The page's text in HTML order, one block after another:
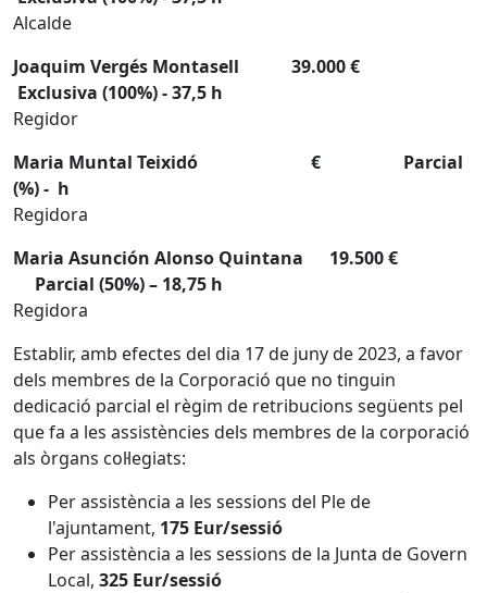
Alcalde
Joaquim Vergés Montasell 39.000 €
Exclusiva (100%) - 37,5 h
Regidor
Maria Muntal Teixidó € Parcial
(%) - h
Regidora
Maria Asunción Alonso Quintana 19.500 €
Parcial (50%) – 18,75 h
Regidora
Establir, amb efectes del dia 17 de juny de 2023, a favor
dels membres de la Corporació que no tinguin
dedicació parcial el règim de retribucions següents pel
que fa a les assistències dels membres de la corporació
als òrgans col·legiats:
Per assistència a les sessions del Ple de
l'ajuntament, 175 Eur/sessió
Per assistència a les sessions de la Junta de Govern
Local, 325 Eur/sessió